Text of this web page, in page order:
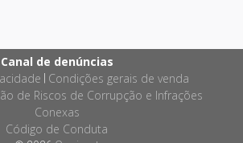
Canal de denúncias
Condições gerais de venda
de Riscos de Corrupção e Infrações
Conexas
Código de Conduta